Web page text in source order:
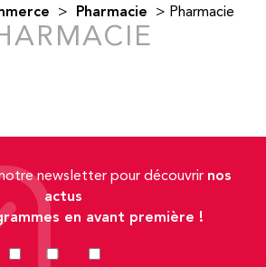
> Pharmacie > Pharmacie
newsletter pour découvrir nos
actus
en avant première !